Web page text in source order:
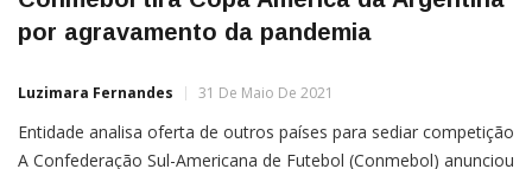
por agravamento da pandemia
Luzimara Fernandes 31 De Maio De 2021
Entidade analisa oferta de outros países para sediar competição
A Confederação Sul-Americana de Futebol (Conmebol) anunciou